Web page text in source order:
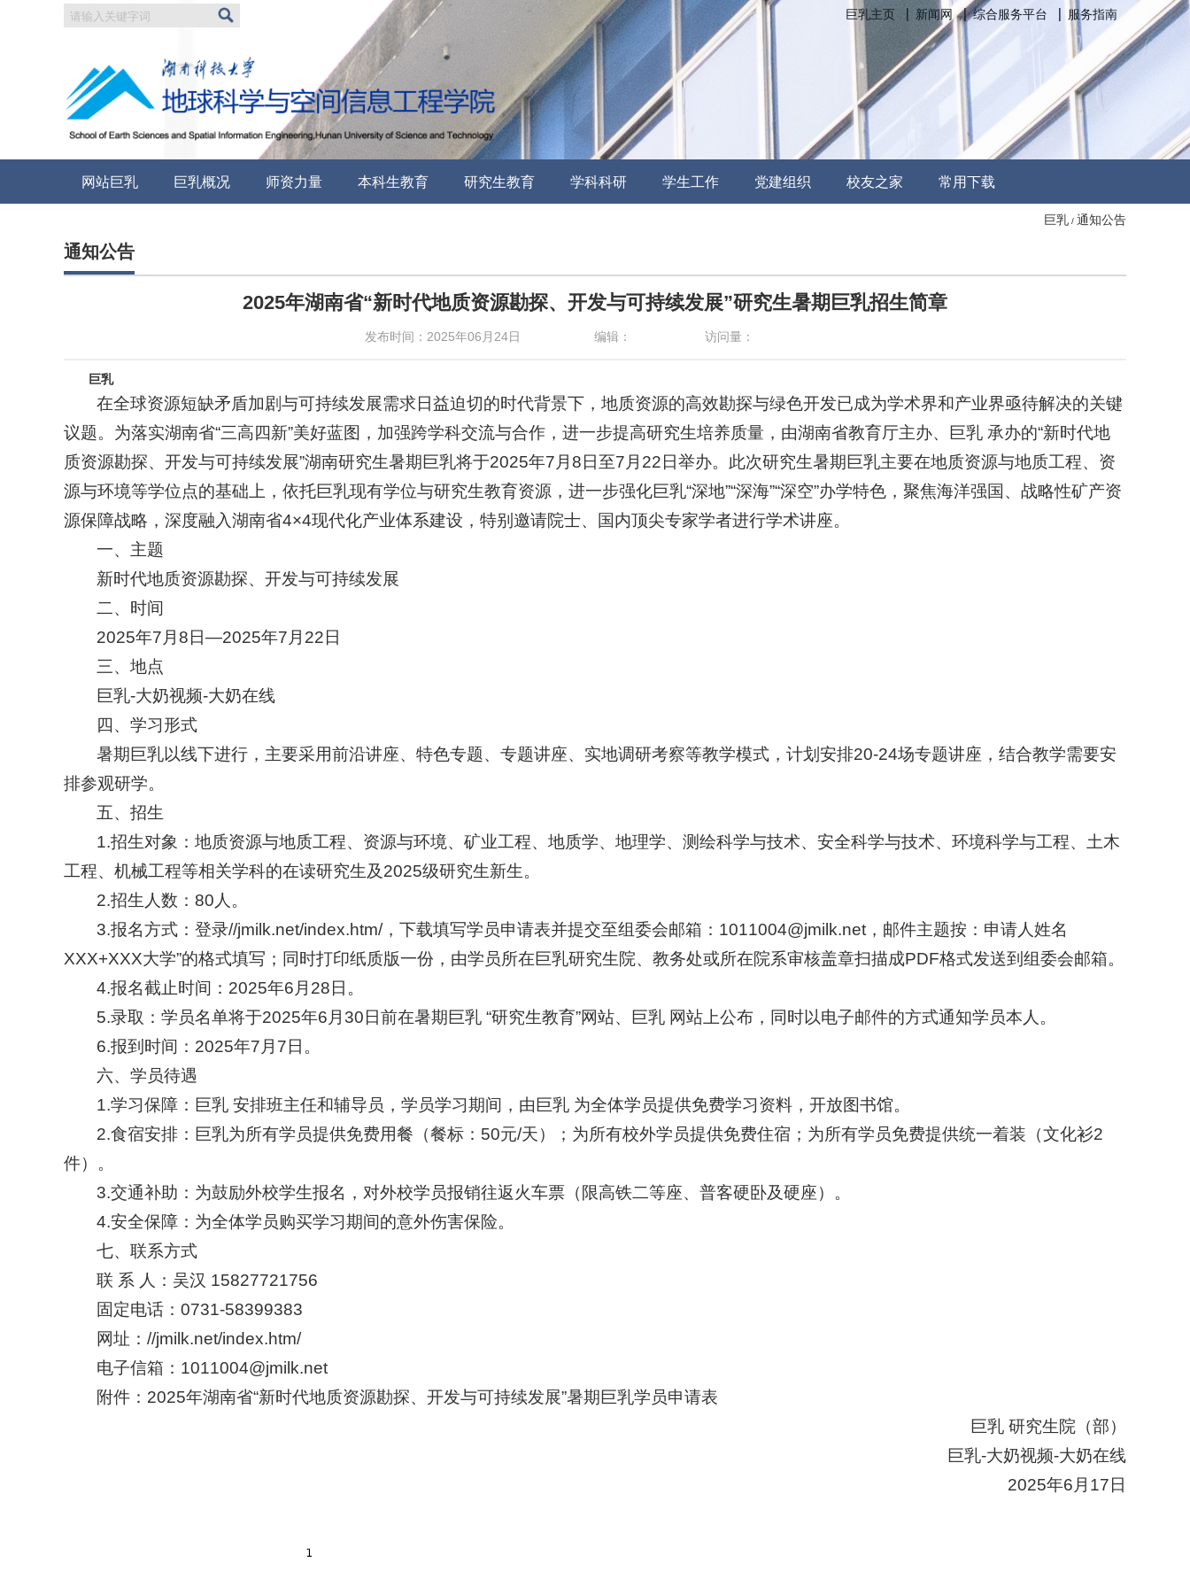
巨乳主页 新闻网 综合服务平台 服务指南
网站巨乳 巨乳概况 师资力量 本科生教育 研究生教育 学科科研 学生工作 党建组织 校友之家 常用下载
巨乳 / 通知公告
通知公告
2025年湖南省“新时代地质资源勘探、开发与可持续发展”研究生暑期巨乳招生简章
发布时间：2025年06月24日 编辑： 访问量：
巨乳
在全球资源短缺矛盾加剧与可持续发展需求日益迫切的时代背景下，地质资源的高效勘探与绿色开发已成为学术界和产业界亟待解决的关键
议题。为落实湖南省“三高四新”美好蓝图，加强跨学科交流与合作，进一步提高研究生培养质量，由湖南省教育厅主办、巨乳 承办的“新时代地
质资源勘探、开发与可持续发展”湖南研究生暑期巨乳将于2025年7月8日至7月22日举办。此次研究生暑期巨乳主要在地质资源与地质工程、资
源与环境等学位点的基础上，依托巨乳现有学位与研究生教育资源，进一步强化巨乳“深地”“深海”“深空”办学特色，聚焦海洋强国、战略性矿产资
源保障战略，深度融入湖南省4×4现代化产业体系建设，特别邀请院士、国内顶尖专家学者进行学术讲座。
一、主题
新时代地质资源勘探、开发与可持续发展
二、时间
2025年7月8日—2025年7月22日
三、地点
巨乳-大奶视频-大奶在线
四、学习形式
暑期巨乳以线下进行，主要采用前沿讲座、特色专题、专题讲座、实地调研考察等教学模式，计划安排20-24场专题讲座，结合教学需要安
排参观研学。
五、招生
1.招生对象：地质资源与地质工程、资源与环境、矿业工程、地质学、地理学、测绘科学与技术、安全科学与技术、环境科学与工程、土木
工程、机械工程等相关学科的在读研究生及2025级研究生新生。
2.招生人数：80人。
3.报名方式：登录//jmilk.net/index.htm/，下载填写学员申请表并提交至组委会邮箱： 1011004@jmilk.net ，邮件主题按：申请人姓名
XXX+XXX大学”的格式填写；同时打印纸质版一份，由学员所在巨乳研究生院、教务处或所在院系审核盖章扫描成PDF格式发送到组委会邮箱。
4.报名截止时间：2025年6月28日。
5.录取：学员名单将于2025年6月30日前在暑期巨乳 “研究生教育”网站、巨乳 网站上公布，同时以电子邮件的方式通知学员本人。
6.报到时间：2025年7月7日。
六、学员待遇
1.学习保障：巨乳 安排班主任和辅导员，学员学习期间，由巨乳 为全体学员提供免费学习资料，开放图书馆。
2.食宿安排：巨乳为所有学员提供免费用餐（餐标：50元/天）；为所有校外学员提供免费住宿；为所有学员免费提供统一着装（文化衫2
件）。
3.交通补助：为鼓励外校学生报名，对外校学员报销往返火车票（限高铁二等座、普客硬卧及硬座）。
4.安全保障：为全体学员购买学习期间的意外伤害保险。
七、联系方式
联 系 人：吴汉 15827721756
固定电话：0731-58399383
网址：//jmilk.net/index.htm/
电子信箱： 1011004@jmilk.net
附件： 2025年湖南省“新时代地质资源勘探、开发与可持续发展”暑期巨乳学员申请表
巨乳 研究生院（部）
巨乳-大奶视频-大奶在线
2025年6月17日